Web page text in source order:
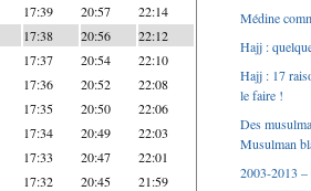
17:39 20:57 22:14
17:38 20:56 22:12
17:37 20:54 22:10
17:36 20:52 22:08
17:35 20:50 22:06
17:34 20:49 22:03
17:33 20:47 22:01
17:32 20:45 21:59
Médine
Hajj :
Hajj : 17
le faire !
Des
Musulman
2003-2013 –